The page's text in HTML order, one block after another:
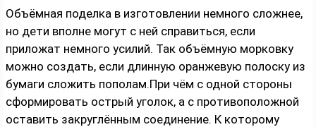
Объёмная поделка в изготовлении немного сложнее,
но дети вполне могут с ней справиться, если
приложат немного усилий. Так объёмную морковку
можно создать, если длинную оранжевую полоску из
бумаги сложить пополам.При чём с одной стороны
сформировать острый уголок, а с противоположной
оставить закруглённым соединение. К которому